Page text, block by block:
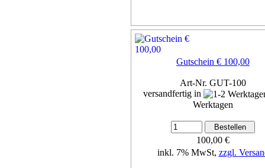
Gutschein € 100,00
Art-Nr. GUT-100
versandfertig in
Werktagen
100,00 €
inkl. 7% MwSt, zzgl.